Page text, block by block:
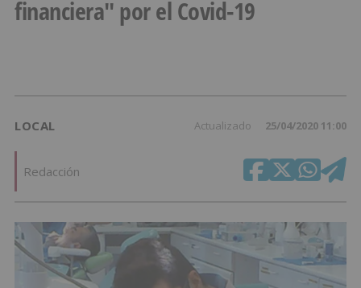
financiera" por el Covid-19
LOCAL Actualizado 25/04/2020 11:00
Redacción